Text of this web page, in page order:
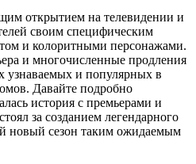
открытием на телевидении и
своим специфическим
и колоритными персонажами.
и многочисленные продления
узнаваемых и популярных в
Давайте подробно
история с премьерами и
за созданием легендарного
новый сезон таким ожидаемым